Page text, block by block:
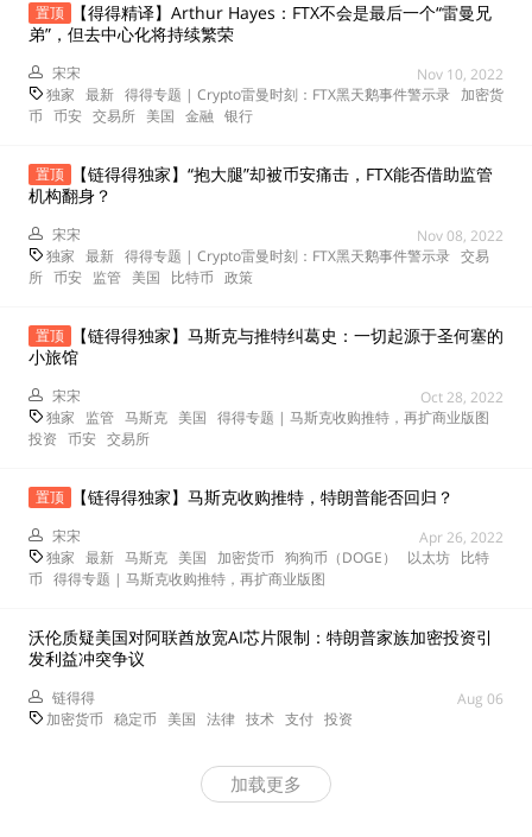
置顶
【得得精译】Arthur Hayes：FTX不会是最后一个“雷曼兄
弟”，但去中心化将持续繁荣
宋宋
Nov 10, 2022
独家 最新 得得专题 | Crypto雷曼时刻：FTX黑天鹅事件警示录 加密货
币 币安 交易所 美国 金融 银行
置顶
【链得得独家】“抱大腿”却被币安痛击，FTX能否借助监管
机构翻身？
宋宋
Nov 08, 2022
独家 最新 得得专题 | Crypto雷曼时刻：FTX黑天鹅事件警示录 交易
所 币安 监管 美国 比特币 政策
置顶
【链得得独家】马斯克与推特纠葛史：一切起源于圣何塞的
小旅馆
宋宋
Oct 28, 2022
独家
监管 马斯克 美国 得得专题 | 马斯克收购推特，再扩商业版图
投资 币安 交易所
置顶 【链得得独家】马斯克收购推特，特朗普能否回归？
宋宋
Apr 26, 2022
独家 最新 马斯克 美国 加密货币 狗狗币（DOGE） 以太坊 比特
币 得得专题 | 马斯克收购推特，再扩商业版图
沃伦质疑美国对阿联酋放宽AI芯片限制：特朗普家族加密投资引
发利益冲突争议
链得得
Aug 06
加密货币 稳定币 美国 法律 技术 支付 投资
加载更多